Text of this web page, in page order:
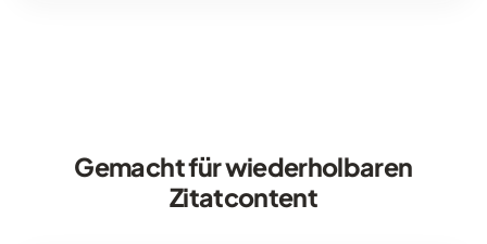
Gemacht für wiederholbaren
Zitatcontent